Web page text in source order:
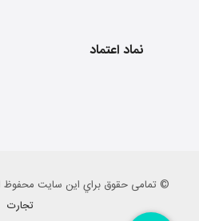
نماد اعتماد
© تمامی حقوق براي این سایت
تجارت